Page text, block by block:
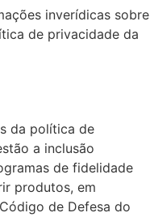
inverídicas sobre
de privacidade da
da política de
a inclusão
de fidelidade
produtos, em
de Defesa do